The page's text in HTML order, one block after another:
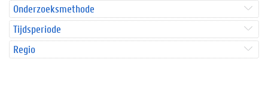
Onderzoeksmethode
Tijdsperiode
Regio